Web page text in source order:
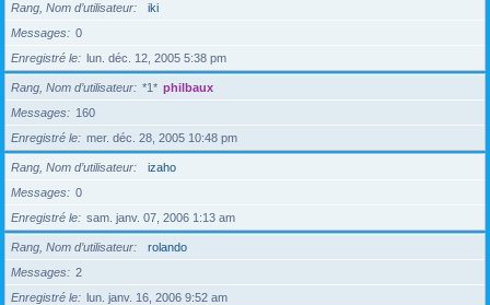
Rang, Nom d’utilisateur
iki
Messages
0
Enregistré le
lun. déc. 12, 2005 5:38 pm
Rang, Nom d’utilisateur *1* philbaux
Messages
160
Enregistré le
mer. déc. 28, 2005 10:48 pm
Rang, Nom d’utilisateur
izaho
Messages
0
Enregistré le
sam. janv. 07, 2006 1:13 am
Rang, Nom d’utilisateur
rolando
Messages
2
Enregistré le
lun. janv. 16, 2006 9:52 am